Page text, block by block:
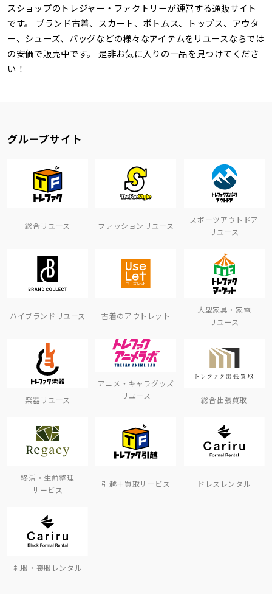
スショップのトレジャー・ファクトリーが運営する通販サイト
です。 ブランド古着、スカート、ボトムス、トップス、アウタ
ー、シューズ、バッグなどの様々なアイテムをリユースならでは
の安価で販売中です。 是非お気に入りの一品を見つけてくださ
い！
グループサイト
総合リユース ファッションリユース
スポーツアウトドア
リユース
ハイブランドリユース 古着のアウトレット
大型家具・家電
リユース
楽器リユース
アニメ・キャラグッズ
リユース
総合出張買取
終活・生前整理
サービス
引越＋買取サービス ドレスレンタル
礼服・喪服レンタル